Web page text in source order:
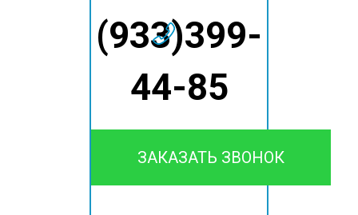
(933)399-
44-85
ЗАКАЗАТЬ ЗВОНОК